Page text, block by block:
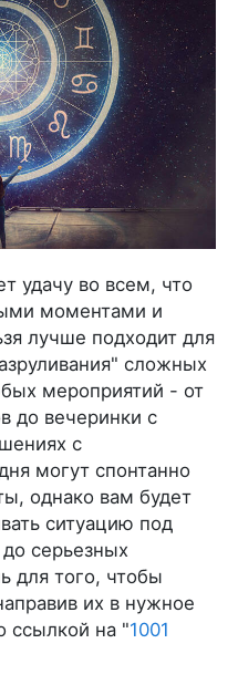
удачу во всем, что
моментами и
лучше подходит для
сложных
мероприятий - от
до вечеринки с
с
могут спонтанно
однако вам будет
ситуацию под
серьезных
для того, чтобы
их в нужное
ссылкой на "1001